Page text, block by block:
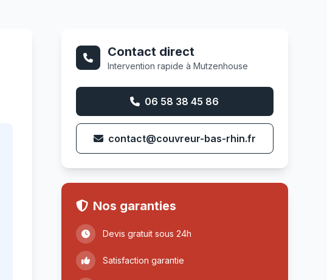
Contact direct
Intervention rapide à Mutzenhouse
06 58 38 45 86
contact@couvreur-bas-rhin.fr
Nos garanties
Devis gratuit sous 24h
Satisfaction garantie